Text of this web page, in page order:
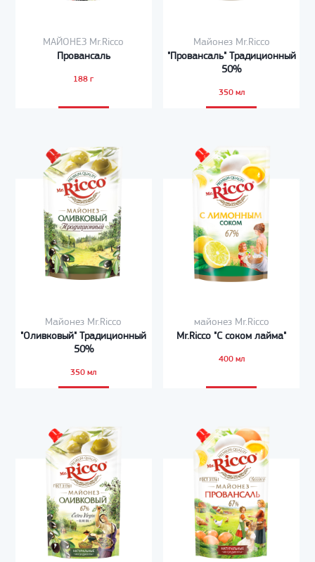
МАЙОНЕЗ Mr.Ricco
Провансаль
188 г
Майонез Mr.Ricco
"Провансаль" Традиционный
50%
350 мл
Майонез Mr.Ricco
"Оливковый" Традиционный
50%
350 мл
майонез Mr.Ricco
Mr.Ricco "С соком лайма"
400 мл